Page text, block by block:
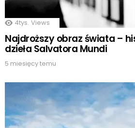
4tys. Views
Najdroższy obraz świata –
dzieła Salvatora Mundi
5 miesięcy temu